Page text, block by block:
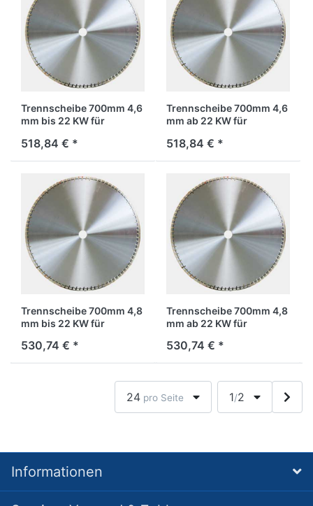
Trennscheibe 700mm 4,6
mm bis 22 KW für
518,84 € *
Trennscheibe 700mm 4,6
mm ab 22 KW für
518,84 € *
Trennscheibe 700mm 4,8
mm bis 22 KW für
530,74 € *
Trennscheibe 700mm 4,8
mm ab 22 KW für
530,74 € *
24 pro Seite 1/2
Informationen